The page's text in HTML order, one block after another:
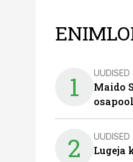
1 UUDISED
Maido
2 UUDISED
Lugeja